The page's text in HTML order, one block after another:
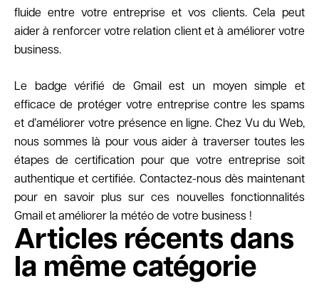
fluide entre votre entreprise et vos clients. Cela peut
aider à renforcer votre relation client et à améliorer votre
business.
Le badge vérifié de Gmail est un moyen simple et
efficace de protéger votre entreprise contre les spams
et d’améliorer votre présence en ligne. Chez Vu du Web,
nous sommes là pour vous aider à traverser toutes les
étapes de certification pour que votre entreprise soit
authentique et certifiée. Contactez-nous dès maintenant
pour en savoir plus sur ces nouvelles fonctionnalités
Gmail et améliorer la météo de votre business !
Articles récents dans
la même catégorie